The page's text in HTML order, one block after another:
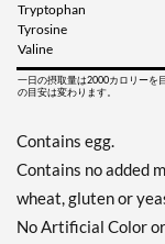
Tryptophan
Tyrosine
Valine
一日の摂取量は2000カロリー
の目安は変わります。
Contains egg.
Contains no added
wheat, gluten or
No Artificial Color